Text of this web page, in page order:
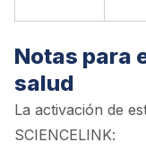
Notas para
salud
La activación de
SCIENCELINK: